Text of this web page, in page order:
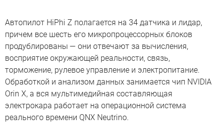
Автопилот HiPhi Z полагается на 34 датчика и лидар,
причем все шесть его микропроцессорных блоков
продублированы — они отвечают за вычисления,
восприятие окружающей реальности, связь,
торможение, рулевое управление и электропитание.
Обработкой и анализом данных занимается чип NVIDIA
Orin X, а вся мультимедийная составляющая
электрокара работает на операционной система
реального времени QNX Neutrino.